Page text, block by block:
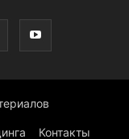
Контакты